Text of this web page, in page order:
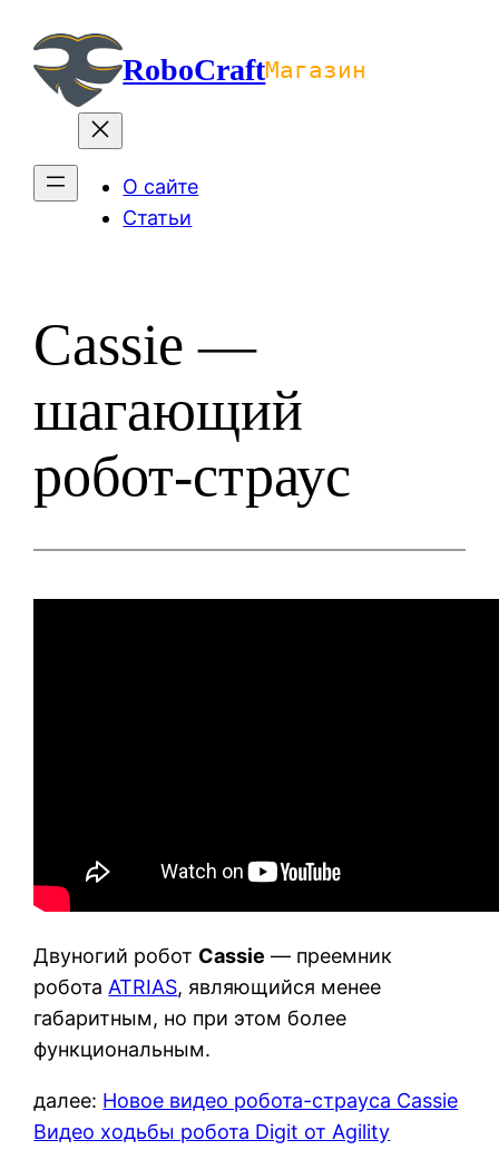
содержимомуRoboCraftМагазин
О сайте
Статьи
Cassie —
шагающий
робот-страус
Двуногий робот Cassie — преемник
роботаATRIAS, являющийся менее
габаритным, но при этом более
функциональным.
далее: Новое видео робота-страуса Cassie
Видео ходьбы робота Digit от Agility